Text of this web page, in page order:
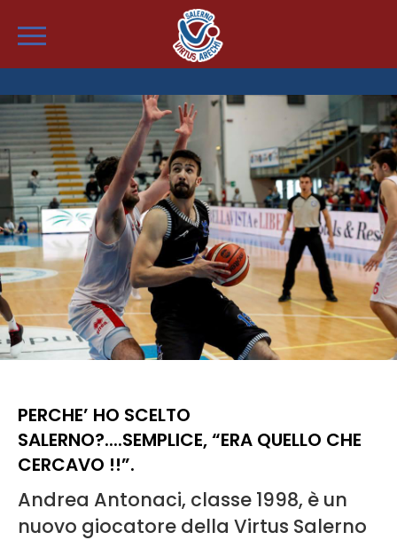
PERCHE’ HO SCELTO
SALERNO?....SEMPLICE, “ERA QUELLO CHE
CERCAVO !!”.
Andrea Antonaci, classe 1998, è un
nuovo giocatore della Virtus Salerno